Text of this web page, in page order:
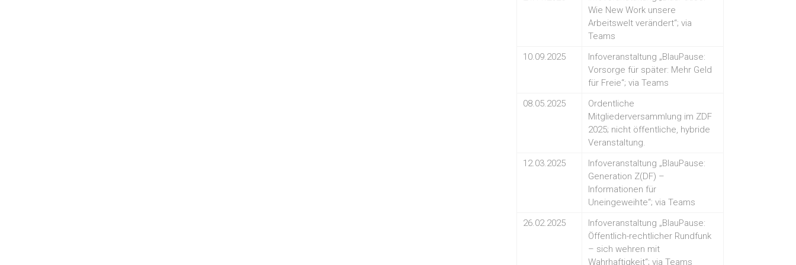
Wie New Work unsere
Arbeitswelt verändert“; via
Teams
10.09.2025
Infoveranstaltung „BlauPause:
Vorsorge für später: Mehr Geld
für Freie“; via Teams
08.05.2025
Ordentliche
Mitgliederversammlung im ZDF
2025; nicht öffentliche, hybride
Veranstaltung.
12.03.2025
Infoveranstaltung „BlauPause:
Generation Z(DF) –
Informationen für
Uneingeweihte“; via Teams
26.02.2025
Infoveranstaltung „BlauPause:
Öffentlich-rechtlicher Rundfunk
– sich wehren mit
Wahrhaftigkeit“; via Teams